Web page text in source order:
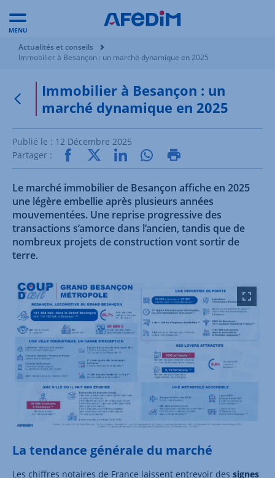
MENU
Vous êtes ici:
Actualités et conseils
Immobilier à Besançon : un marché dynamique en 2025
Retour à la page précédente
Immobilier à Besançon : un
marché dynamique en 2025
Publié le : 12 Décembre 2025
Partager :
Le marché immobilier de Besançon affiche en 2025
une légère embellie après plusieurs années
mouvementées. Une reprise progressive des
transactions s’amorce dans l’ancien, tandis que de
nombreux projets de construction vont sortir de
terre.
La tendance générale du marché
Les chiffres notaires de France laissent entrevoir des signes